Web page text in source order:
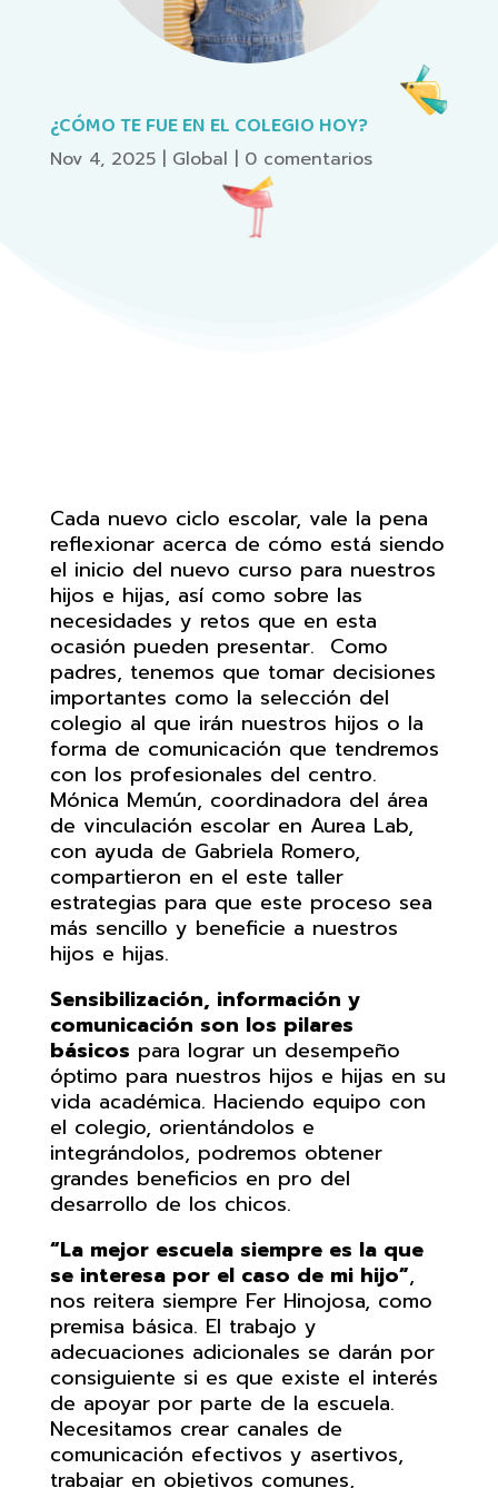
¿CÓMO TE FUE EN EL COLEGIO HOY?
Nov 4, 2025| Global | 0 comentarios
Cada nuevo ciclo escolar, vale la pena
reflexionar acerca de cómo está siendo
el inicio del nuevo curso para nuestros
hijos e hijas, así como sobre las
necesidades y retos que en esta
ocasión pueden presentar. Como
padres, tenemos que tomar decisiones
importantes como la selección del
colegio al que irán nuestros hijos o la
forma de comunicación que tendremos
con los profesionales del centro.
Mónica Memún, coordinadora del área
de vinculación escolar en Aurea Lab,
con ayuda de Gabriela Romero,
compartieron en el este taller
estrategias para que este proceso sea
más sencillo y beneficie a nuestros
hijos e hijas.
Sensibilización, información y
comunicación son los pilares
básicos para lograr un desempeño
óptimo para nuestros hijos e hijas en su
vida académica. Haciendo equipo con
el colegio, orientándolos e
integrándolos, podremos obtener
grandes beneficios en pro del
desarrollo de los chicos.
“La mejor escuela siempre es la que
se interesa por el caso de mi hijo”,
nos reitera siempre Fer Hinojosa, como
premisa básica. El trabajo y
adecuaciones adicionales se darán por
consiguiente si es que existe el interés
de apoyar por parte de la escuela.
Necesitamos crear canales de
comunicación efectivos y asertivos,
trabajar en objetivos comunes,